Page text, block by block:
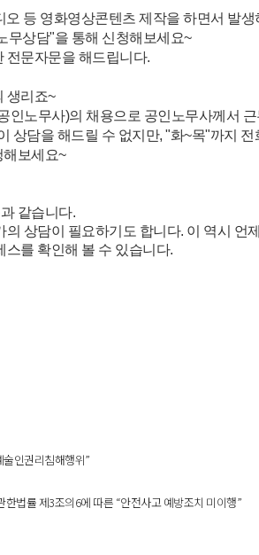
등 영화영상콘텐츠 제작을 하면서 발
무상담"을 통해 신청해보세요~
전문자문을 해드립니다.
생리죠~
인노무사)의 채용으로 공인노무사께서
상담을 해드릴 수 없지만, "화~목"까지
해보세요~
같습니다.
상담이 필요하기도 합니다. 이 역시 언
를 확인해 볼 수 있습니다.
인권리침해행위”
법률 제3조의6에 따른 “안전사고 예방조치 미이행”